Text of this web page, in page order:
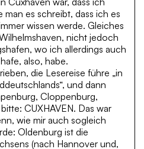
es schreibt, dass ich es
wissen werde. Gleiches
nicht jedoch
wo ich allerdings auch
also, habe.
die Lesereise führe „in
und dann
Cloppenburg,
CUXHAVEN. Das war
wie mir auch sogleich
Oldenburg ist die
(nach Hannover und,